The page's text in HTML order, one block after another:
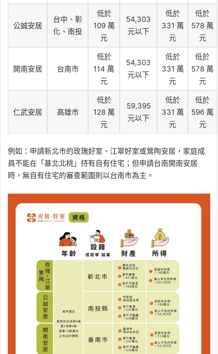
公誠安居
台中、彰
化、南投
低於
109 萬
元
54,303
元以下
低於
331 萬
元
低於
578 萬
元
開南安居 台南市
低於
114 萬
元
54,303
元以下
低於
331 萬
元
低於
578 萬
元
仁武安居 高雄市
低於
128 萬
元
59,395
元以下
低於
331 萬
元
低於
596 萬
元
例如：申請新北市的玫瑰好室、江翠好室或鶯陶安居，家庭成
員不能在「基北北桃」持有自有住宅；但申請台南開南安居
時，無自有住宅的審查範圍則以台南市為主。